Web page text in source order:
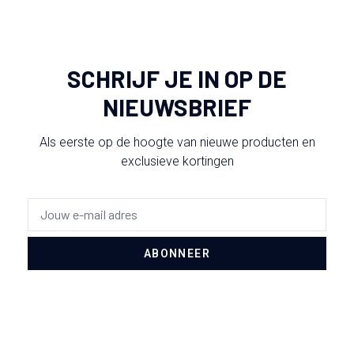
SCHRIJF JE IN OP DE
NIEUWSBRIEF
Als eerste op de hoogte van nieuwe producten en
exclusieve kortingen
ABONNEER